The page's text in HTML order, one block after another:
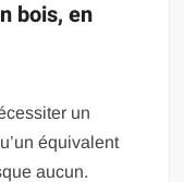
bois, en
un
équivalent
aucun.